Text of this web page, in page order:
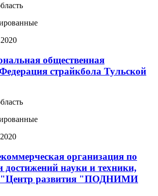
общественная
страйкбола Тульской
организация по
достижений науки и техники,
"Центр развития "ПОДНИМИ